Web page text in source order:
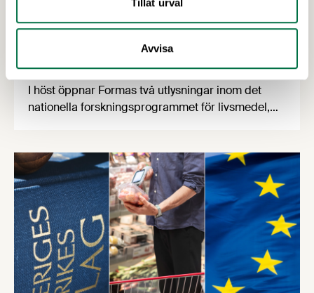
Avvisa
Utlysningar: Forskning och Innovation
med fokus på försörjning
2 JULI 2026
I höst öppnar Formas två utlysningar inom det
nationella forskningsprogrammet för livsmedel,
en motståndskraftig livsmedelsförsörjning", och
båda syftar till att bana väg för innovationer som
stärker Sveriges livsmedelsförsörjning.